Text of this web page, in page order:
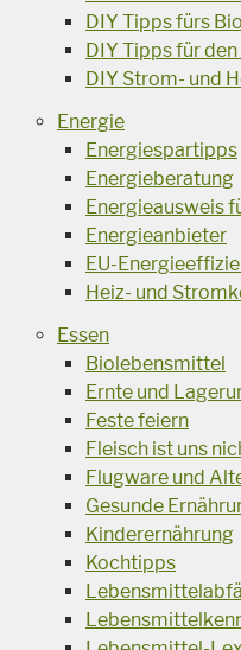
DIY Tipps fürs
DIY Tipps für
DIY Strom- und
Energie
Energiespartipps
Energieberatung
Energieausweis
Energieanbieter
EU-
Heiz- und
Essen
Biolebensmittel
Ernte und
Feste feiern
Fleisch ist uns
Flugware und
Gesunde
Kinderernährung
Kochtipps